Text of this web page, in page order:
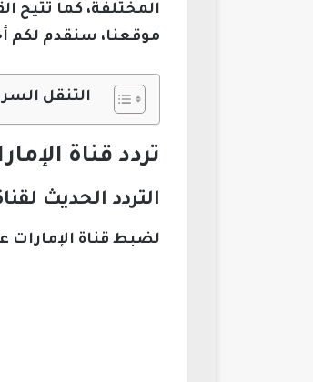
المختلفة، كما تتيح
موقعنا، سنقدم لكم
التنقل
تردد قناة
التردد الحديث
لضبط قناة الإمارات